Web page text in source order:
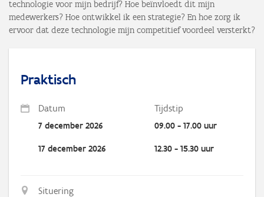
technologie voor mijn bedrijf? Hoe beïnvloedt dit mijn
medewerkers? Hoe ontwikkel ik een strategie? En hoe zorg ik
ervoor dat deze technologie mijn competitief voordeel versterkt?
Praktisch
Datum Tijdstip
7 december 2026 09.00 - 17.00 uur
17 december 2026 12.30 - 15.30 uur
Situering